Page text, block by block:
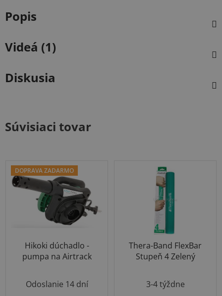
Popis
Videá (1)
Diskusia
Súvisiaci tovar
DOPRAVA ZADARMO
Hikoki dúchadlo -
pumpa na Airtrack
Odoslanie 14 dní
Thera-Band FlexBar
Stupeň 4 Zelený
hodnotenie
3-4 týždne